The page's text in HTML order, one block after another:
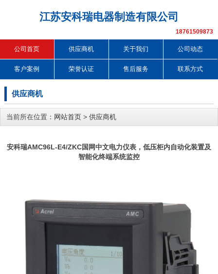
江苏安科瑞电器制造有限公司
18761509873
公司首页 供应商机 关于我们 公司动态
客户案例 荣誉认证 售后服务 联系方式
供应商机
当前所在位置： 网站首页 > 供应商机
安科瑞AMC96L-E4/ZKC国网中文电力仪表，低压柜内自动化装置及
智能化终端系统监控